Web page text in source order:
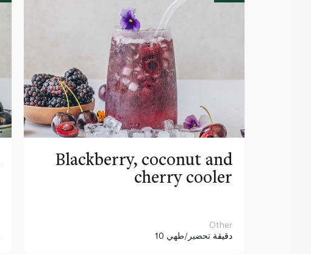
Blackberry, coconut and
cherry cooler
Other
10 دقيقة تحضير/طهي